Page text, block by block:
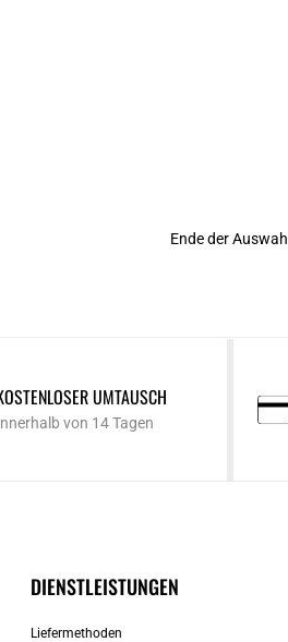
Ende der Auswahl
UMTAUSCH
von 14 Tagen
DIENSTLEISTUNGEN
Liefermethoden